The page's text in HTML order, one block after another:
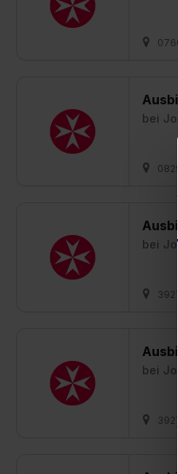
bei
bei
bei